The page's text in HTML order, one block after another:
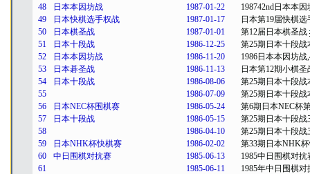
48
日本本因坊战 1987-01-22
198742nd日本本因
49
日本快棋选手权战 1987-01-17
日本第19届快棋选
50
日本棋圣战 1987-01-01
第12届日本棋圣战
51
日本十段战 1986-12-25
第25期日本十段
52
日本本因坊战 1986-11-20
1986日本本因坊战
53
日本碁圣战 1986-11-13
日本第12期小棋圣
54
日本十段战 1986-08-06
第25期日本十段
55
1986-07-09
第25期日本十段
56
日本NEC杯围棋赛 1986-05-24
第6期日本NEC杯
57
日本十段战 1986-05-15
第25期日本十段战
58
1986-04-10
第25期日本十段战
59
日本NHK杯快棋赛 1986-02-02
第33期日本NHK
60
中日围棋对抗赛 1985-06-13
1985中日围棋对抗
61
1985-06-11
1985年中日围棋